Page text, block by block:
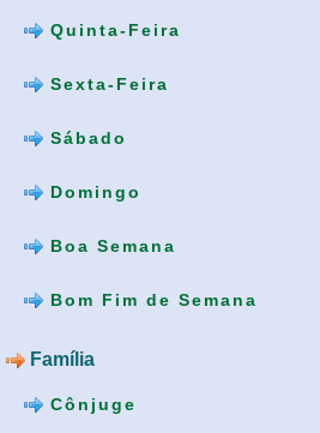
Quinta-Feira
Sexta-Feira
Sábado
Domingo
Boa Semana
Bom Fim de Semana
Família
Cônjuge